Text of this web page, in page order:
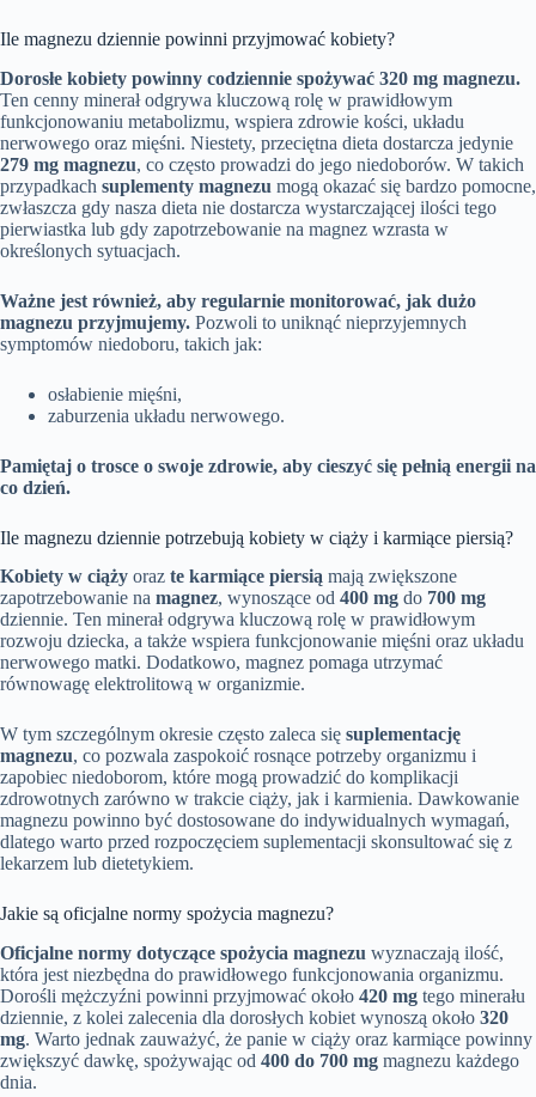
Ile magnezu dziennie powinni przyjmować kobiety?
Dorosłe kobiety powinny codziennie spożywać 320 mg magnezu.
Ten cenny minerał odgrywa kluczową rolę w prawidłowym
funkcjonowaniu metabolizmu, wspiera zdrowie kości, układu
nerwowego oraz mięśni. Niestety, przeciętna dieta dostarcza jedynie
279 mg magnezu, co często prowadzi do jego niedoborów. W takich
przypadkach suplementy magnezu mogą okazać się bardzo pomocne,
zwłaszcza gdy nasza dieta nie dostarcza wystarczającej ilości tego
pierwiastka lub gdy zapotrzebowanie na magnez wzrasta w
określonych sytuacjach.
Ważne jest również, aby regularnie monitorować, jak dużo
magnezu przyjmujemy. Pozwoli to uniknąć nieprzyjemnych
symptomów niedoboru, takich jak:
osłabienie mięśni,
zaburzenia układu nerwowego.
Pamiętaj o trosce o swoje zdrowie, aby cieszyć się pełnią energii na
co dzień.
Ile magnezu dziennie potrzebują kobiety w ciąży i karmiące piersią?
Kobiety w ciąży oraz te karmiące piersią mają zwiększone
zapotrzebowanie na magnez, wynoszące od 400 mg do 700 mg
dziennie. Ten minerał odgrywa kluczową rolę w prawidłowym
rozwoju dziecka, a także wspiera funkcjonowanie mięśni oraz układu
nerwowego matki. Dodatkowo, magnez pomaga utrzymać
równowagę elektrolitową w organizmie.
W tym szczególnym okresie często zaleca się suplementację
magnezu, co pozwala zaspokoić rosnące potrzeby organizmu i
zapobiec niedoborom, które mogą prowadzić do komplikacji
zdrowotnych zarówno w trakcie ciąży, jak i karmienia. Dawkowanie
magnezu powinno być dostosowane do indywidualnych wymagań,
dlatego warto przed rozpoczęciem suplementacji skonsultować się z
lekarzem lub dietetykiem.
Jakie są oficjalne normy spożycia magnezu?
Oficjalne normy dotyczące spożycia magnezu wyznaczają ilość,
która jest niezbędna do prawidłowego funkcjonowania organizmu.
Dorośli mężczyźni powinni przyjmować około 420 mg tego minerału
dziennie, z kolei zalecenia dla dorosłych kobiet wynoszą około 320
mg. Warto jednak zauważyć, że panie w ciąży oraz karmiące powinny
zwiększyć dawkę, spożywając od 400 do 700 mg magnezu każdego
dnia.